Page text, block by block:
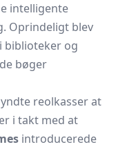
intelligente
Oprindeligt blev
biblioteker og
bøger
reolkasser at
i takt med at
introducerede